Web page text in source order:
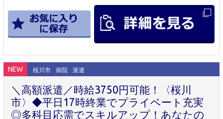
NEW 桜川市 病院 派遣
＼高額派遣／時給3750円可能！〈桜川
市〉◆平日17時終業でプライベート充実
◎多科目応需でスキルアップ！あなたの